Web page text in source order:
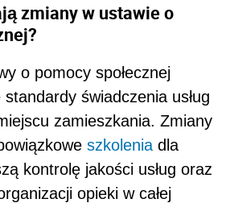
zmiany w ustawie o
o pomocy społecznej
świadczenia usług
zamieszkania. Zmiany
szkolenia dla
kontrolę jakości usług oraz
opieki w całej